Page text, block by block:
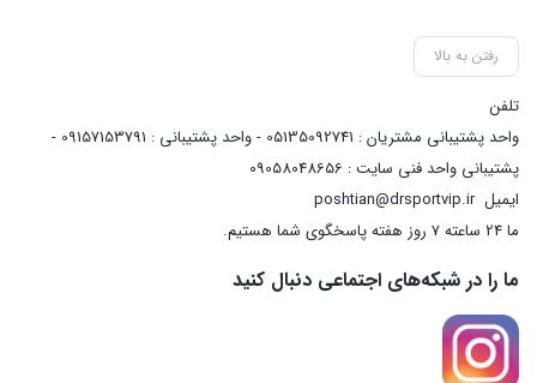
رفتن به بالا
تلفن
واحد پشتیبانی مشتریان : 05135092741 - واحد پشتیبانی : 09157153791 -
پشتیبانی واحد فنی سایت : 09058048656
ایمیلposhtian@drsportvip.ir
ما 24 ساعته 7 روز هفته پاسخگوی شما هستیم.
ما را در شبکه‌های اجتماعی دنبال کنید